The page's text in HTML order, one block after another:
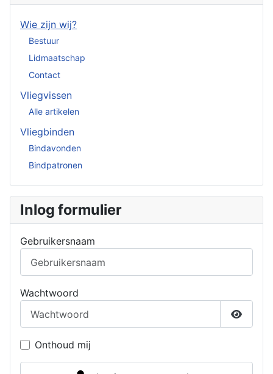
Wie zijn wij?
Bestuur
Lidmaatschap
Contact
Vliegvissen
Alle artikelen
Vliegbinden
Bindavonden
Bindpatronen
Inlog formulier
Gebruikersnaam
Wachtwoord
Toon
Onthoud mij